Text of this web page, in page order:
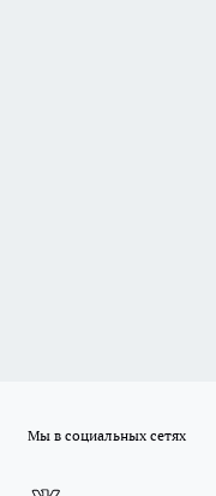
Мы в социальных сетях